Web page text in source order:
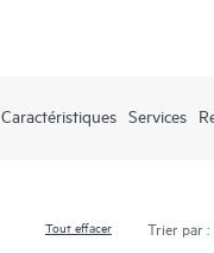
Caractéristiques Services
Tout effacer Trier par :